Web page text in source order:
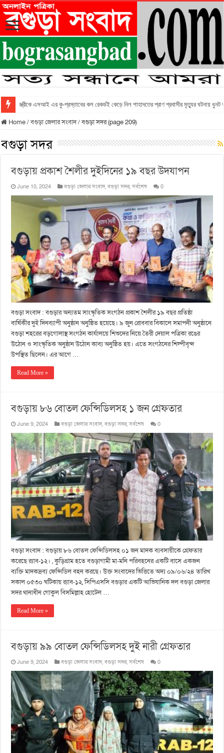
স্ত্রীকে এসআই এর কু-প্রস্তাবের কল রেকর্ডই কেড়ে নিল শাহাদতের প্রাণ প্রবাসীর মৃত্যুর ঘটনায় ধুনট
Home/বগুড়া জেলার সংবাদ/বগুড়া সদর (page 209)
বগুড়া সদর
বগুড়ায় প্রকাশ শৈলীর দুইদিনের ১৯ বছর উদযাপন
June 10, 2024 বগুড়া জেলার সংবাদ,বগুড়া সদর,সর্বশেষ 0
বগুড়া সংবাদ : বগুড়ার অন্যতম সাংস্কৃতিক সংগঠন প্রকাশ শৈলীর ১৯ বছর প্রতিষ্ঠা
বার্ষিকীর দুই দিনব্যাপী অনুষ্ঠান অনুষ্ঠিত হয়েছে। ৯ জুন রোববার বিকালে সমাপনী অনুষ্ঠানে
বগুড়া শহরের বড়গোলাস্থ সংগঠন কার্যালয়ে শিশুদের নিয়ে তৈরী দেয়াল পত্রিকা রঙের
উঠোন ও সাংস্কৃতিক অনুষ্ঠান উঠোন কাব্য অনুষ্ঠিত হয়। এতে সংগঠনের শিল্পীবৃন্দ
উপস্থিত ছিলেন। এর আগে …
Read More »
বগুড়ায় ৮৬ বোতল ফেন্সিডিলসহ ১ জন গ্রেফতার
June 9, 2024 বগুড়া জেলার সংবাদ,বগুড়া সদর,সর্বশেষ 0
বগুড়া সংবাদ : বগুড়ায় ৮৬ বোতল ফেন্সিডিলসহ ০১ জন মাদক ব্যবসায়ীকে গ্রেফতার
করেছে র‌্যাব-১২। , কুড়িগ্রাম হতে বগুড়াগামী মা-মনি পরিবহনের একটি বাসে একজন
ব্যক্তি মাদকদ্রব্য ফেন্সিডিল বহন করছে। উক্ত সংবাদের ভিত্তিতে অদ্য ০৯/০৬/২৪ তারিখ
সকাল ০৫৩০ ঘটিকায় র‌্যাব-১২, সিপিএসসি বগুড়ার একটি আভিযানিক দল বগুড়া জেলার
সদর থানাধীন গোকুল বিসমিল্লাহ হোটেল …
Read More »
বগুড়ায় ৯৯ বোতল ফেন্সিডিলসহ দুই নারী গ্রেফতার
June 9, 2024 বগুড়া জেলার সংবাদ,বগুড়া সদর,সর্বশেষ 0